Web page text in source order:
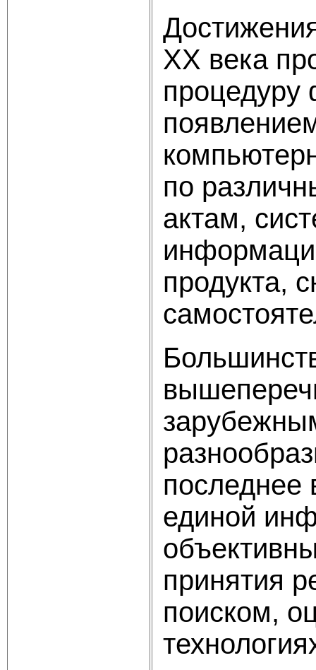
XX века
процедуру
по
актам,
продукта,
последнее
единой
принятия
поиском,